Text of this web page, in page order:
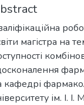
магістра на
кафедрі
ім. І.